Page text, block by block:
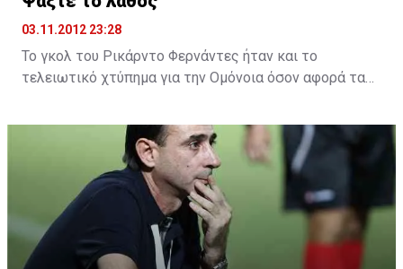
03.11.2012 23:28
Το γκολ του Ρικάρντο Φερνάντες ήταν και το
τελειωτικό χτύπημα για την Ομόνοια όσον αφορά τα
έφυγε οριστικά μετά το -12. Ο προβληματισμός είναι
έντονος. Ο κόσμος δεν ένιωσε ποτέ τόση πίκρα. Τα
οικονομικά προβλήματα υφίστανται. Το ζητούμενο απο
εδώ και πέρα είναι στην Ομόνοια να ψάξουν το λάθος
για το πως έφτασαν την ομάδα, σε αυτό το
κατάντημα. Όλοι έχουν την ευθύνη.
Διοίκηση, παίκτες ,